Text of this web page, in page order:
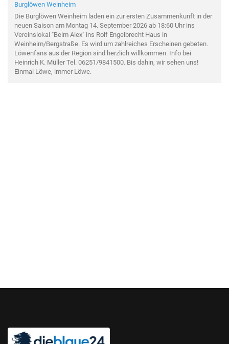
Burglöwen Weinheim
Die Burglöwen Weinheim laden ein zur ersten Zusammenkunft in der
neuen Saison am Montag 14. September 2026 ab 18:60 Uhr ins
Vereinslokal "Beim Alex" ins Rolf Engelbrecht Haus in
Weinheim/Bergstraße. Es wird um zahlreiches Erscheinen gebeten.
Löwenfans aus der Region sind herzlich willkommen. Info bei
Heinrich K. Müller Tel. 06251/9841500. Bis dahin, wir sehen uns!
Einmal Löwe, immer Löwe.